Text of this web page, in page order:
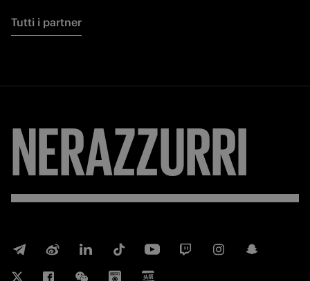
Tutti i partner
NERAZZURRI